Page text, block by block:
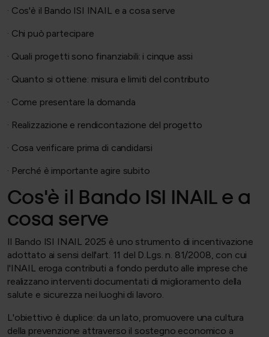
· Cos'è il Bando ISI INAIL e a cosa serve
· Chi può partecipare
· Quali progetti sono finanziabili: i cinque assi
· Quanto si ottiene: misura e limiti del contributo
· Come presentare la domanda
· Realizzazione e rendicontazione del progetto
· Cosa verificare prima di candidarsi
· Perché è importante agire subito
Cos'è il Bando ISI INAIL e a
cosa serve
Il Bando ISI INAIL 2025 è uno strumento di incentivazione
adottato ai sensi dell'art. 11 del D.Lgs. n. 81/2008, con cui
l'INAIL eroga contributi a fondo perduto alle imprese che
realizzano interventi documentati di miglioramento della
salute e sicurezza nei luoghi di lavoro.
L'obiettivo è duplice: da un lato, promuovere una cultura
della prevenzione attraverso il sostegno economico a